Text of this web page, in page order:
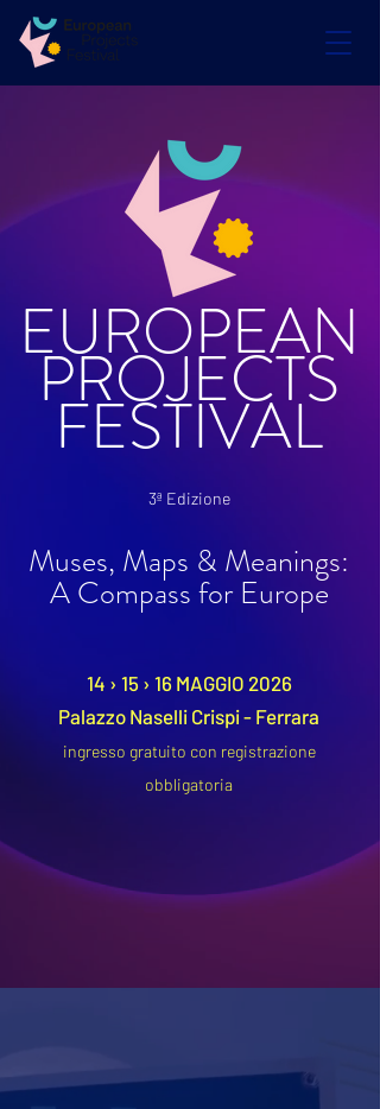
EUROPEAN
PROJECTS
FESTIVAL
3ª Edizione
Muses, Maps & Meanings:
A Compass for Europe
14 › 15 › 16 MAGGIO 2026
Palazzo Naselli Crispi - Ferrara
ingresso gratuito con registrazione
obbligatoria